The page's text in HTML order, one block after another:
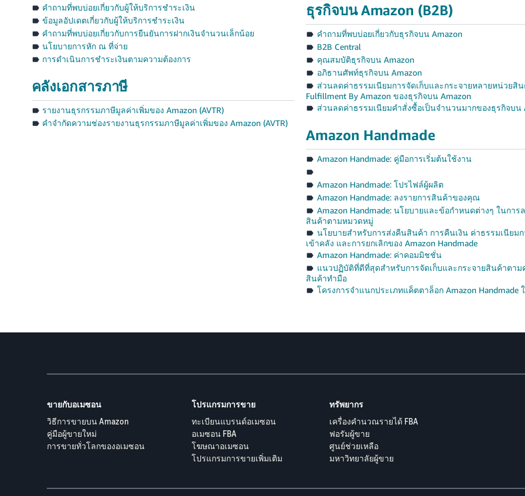
คำถามที่พบบ่อยเกี่ยวกับผู้ให้บริการชำระเงิน
ข้อมูลอัปเดตเกี่ยวกับผู้ให้บริการชำระเงิน
คำถามที่พบบ่อยเกี่ยวกับการยืนยันการฝากเงินจำนวนเล็กน้อย
นโยบายการหัก ณ ที่จ่าย
การดำเนินการชำระเงินตามความต้องการ
คลังเอกสารภาษี
รายงานธุรกรรมภาษีมูลค่าเพิ่มของ Amazon (AVTR)
คำจำกัดความช่องรายงานธุรกรรมภาษีมูลค่าเพิ่มของ Amazon (AVTR)
ธุรกิจบน Amazon (B2B)
คำถามที่พบบ่อยเกี่ยวกับธุรกิจบน Amazon
B2B Central
คุณสมบัติธุรกิจบน Amazon
อภิธานศัพท์ธุรกิจบน Amazon
ส่วนลดค่าธรรมเนียมการจัดเก็บและกระจายหลายหน่วยสิ
Fulfillment By Amazon ของธุรกิจบน Amazon
ส่วนลดค่าธรรมเนียมคำสั่งซื้อเป็นจำนวนมากของธุรกิจบน
Amazon Handmade
Amazon Handmade: คู่มือการเริ่มต้นใช้งาน
Amazon Handmade: โปรไฟล์ผู้ผลิต
Amazon Handmade: ลงรายการสินค้าของคุณ
Amazon Handmade: นโยบายและข้อกำหนดต่างๆ ในการ
สินค้าตามหมวดหมู่
นโยบายสำหรับการส่งคืนสินค้า การคืนเงิน ค่าธรรมเนียม
เข้าคลัง และการยกเลิกของ Amazon Handmade
Amazon Handmade: ค่าคอมมิชชั่น
แนวปฏิบัติที่ดีที่สุดสำหรับการจัดเก็บและกระจายสินค้าตาม
สินค้าทำมือ
โครงการจำแนกประเภทแค็ตตาล็อก Amazon Handmade
ขายกับอเมซอน
วิธีการขายบน Amazon
คู่มือผู้ขายใหม่
การขายทั่วโลกของอเมซอน
โปรแกรมการขาย
ทะเบียนแบรนด์อเมซอน
อเมซอน FBA
โฆษณาอเมซอน
โปรแกรมการขายเพิ่มเติม
ทรัพยากร
เครื่องคำนวณรายได้ FBA
ฟอรัมผู้ขาย
ศูนย์ช่วยเหลือ
มหาวิทยาลัยผู้ขาย